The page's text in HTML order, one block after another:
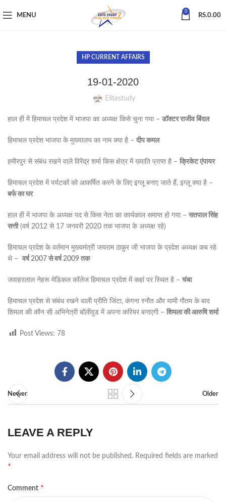
MENU
0
RS.0.00
HP CURRENT AFFAIRS
19-01-2020
Elitestudy
हाल ही में हिमाचल प्रदेश में भाजपा का अध्यक्ष किसे चुना गया – डॉक्टर राजीव बिंदल
हिमाचल प्रदेश भाजपा के मुख्यालय का नाम क्या है – दीप कमल
हमीरपुर से संबंध रखने वाले विरेंद्र शर्मा किस क्षेत्र में ख्याति प्राप्त है – क्रिकेट एंपायर
हिमाचल प्रदेश में पर्यटकों को आकर्षित करने के लिए इग्लू बनाए जाते हैं, इग्लू क्या है –
बर्फ का घर
हाल ही में भाजपा के अध्यक्ष पद से किस नेता का कार्यकाल समाप्त हो गया – सतपाल सिंह
सत्ती(वर्ष 2012 से 17 जनवरी 2020 तक भाजपा के अध्यक्ष रहे)
हिमाचल प्रदेश के वर्तमान मुख्यमंत्री जयराम ठाकुर जी भाजपा के प्रदेश अध्यक्ष कब रहे
थे – वर्ष 2007 से वर्ष 2009 तक
जवाहरलाल नेहरू मेडिकल कॉलेज हिमाचल प्रदेश में कहां पर स्थित है – चंबा
हिमाचल प्रदेश से संबंध रखने वाली प्रीति जिंटा, कंगना रनौत और यामी गौतम के बाद
शिमला की कौन सी अभिनेत्री बॉलीवुड में अपना करियर बनाएगी – शिमला की आरुषि शर्मा
Post Views: 78
Newer Older
LEAVE A REPLY
Your email address will not be published. Required fields are marked
*
Comment *